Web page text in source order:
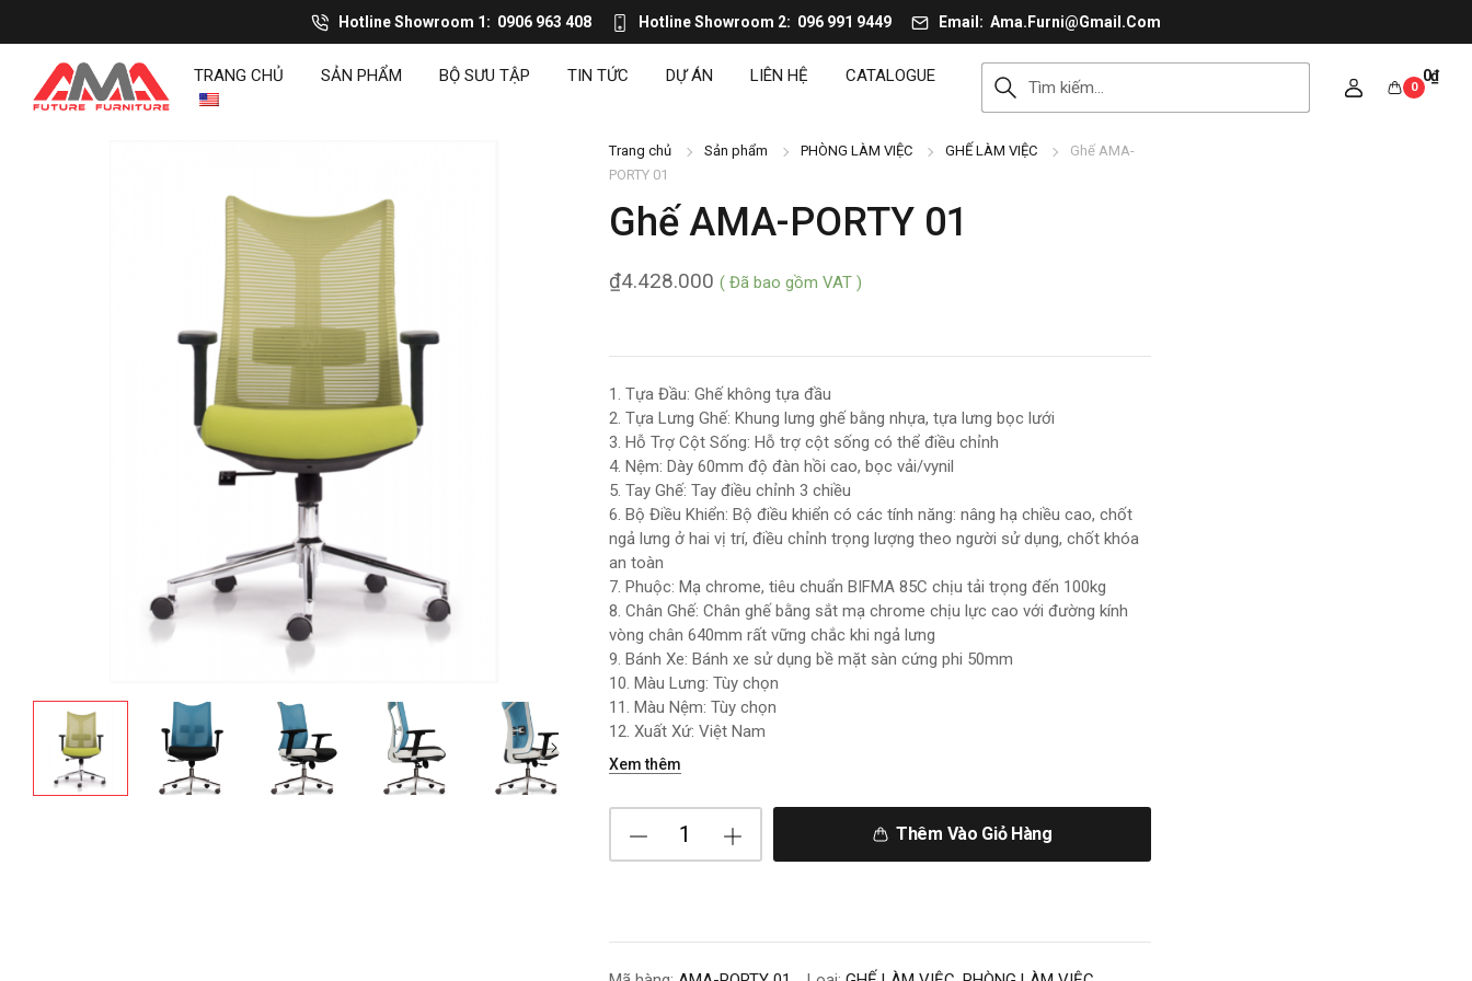
Hotline Showroom 1 0906 963 408 Hotline Showroom 2 096 991 9449 Email Ama.Furni@Gmail.Com
TRANG CHỦ SẢN PHẨM BỘ SƯU TẬP TIN TỨC DỰ ÁN LIÊN HỆ CATALOGUE 0₫
0
Trang chủ Sản phẩm PHÒNG LÀM VIỆC GHẾ LÀM VIỆC
Ghế AMA-
PORTY 01
Ghế AMA-PORTY 01
4.428.000
₫ ( Đã bao gồm VAT )
1. Tựa Đầu: Ghế không tựa đầu
2. Tựa Lưng Ghế: Khung lưng ghế bằng nhựa, tựa lưng bọc lưới
3. Hỗ Trợ Cột Sống: Hỗ trợ cột sống có thể điều chỉnh
4. Nệm: Dày 60mm độ đàn hồi cao, bọc vải/vynil
5. Tay Ghế: Tay điều chỉnh 3 chiều
6. Bộ Điều Khiển: Bộ điều khiển có các tính năng: nâng hạ chiều cao, chốt
ngả lưng ở hai vị trí, điều chỉnh trọng lượng theo người sử dụng, chốt khóa
an toàn
7. Phuộc: Mạ chrome, tiêu chuẩn BIFMA 85C chịu tải trọng đến 100kg
8. Chân Ghế: Chân ghế bằng sắt mạ chrome chịu lực cao với đường kính
vòng chân 640mm rất vững chắc khi ngả lưng
9. Bánh Xe: Bánh xe sử dụng bề mặt sàn cứng phi 50mm
10. Màu Lưng: Tùy chọn
11. Màu Nệm: Tùy chọn
12. Xuất Xứ: Việt Nam
Xem thêm
Thêm Vào Giỏ Hàng